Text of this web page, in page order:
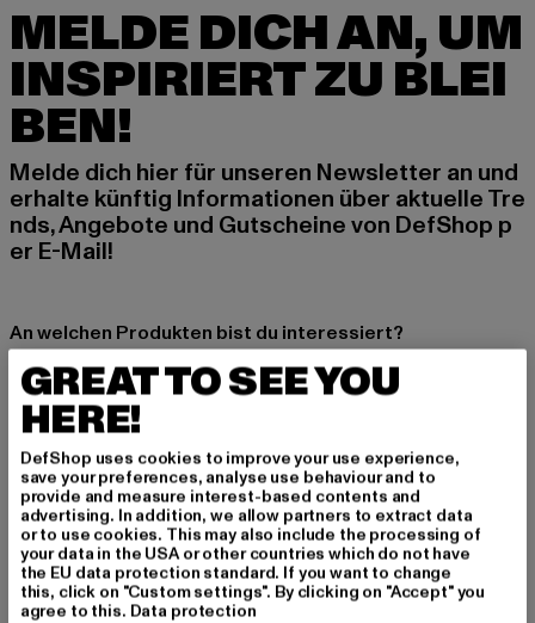
MELDE DICH AN, UM
INSPIRIERT ZU BLEI
BEN!
Melde dich hier für unseren Newsletter an und
erhalte künftig Informationen über aktuelle Tre
nds, Angebote und Gutscheine von DefShop p
er E-Mail!
An welchen Produkten bist du interessiert?
MÄNNER
FRAUEN
E-MAIL
ANMELDEN
Informationen dazu, wie DefShop mit Deinen Daten umgeht, findest Du
in unserer Datenschutzerklärung. Du kannst Dich jederzeit kostenfei
abmelden.Datenschutzerklärung lesen.
GREAT TO SEE YOU
HERE!
DefShop uses cookies to improve your use experience,
save your preferences, analyse use behaviour and to
provide and measure interest-based contents and
advertising. In addition, we allow partners to extract data
or to use cookies. This may also include the processing of
your data in the USA or other countries which do not have
the EU data protection standard. If you want to change
this, click on "Custom settings". By clicking on "Accept" you
agree to this. Data protection